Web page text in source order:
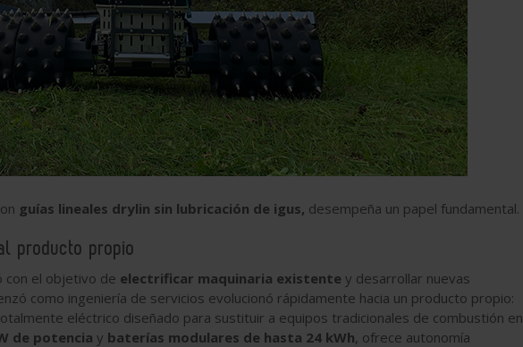
guías lineales drylin sin lubricación de igus, desempeña un papel fundamental.
producto propio
con el objetivo de electrificar maquinaria existente y desarrollar nuevas
como ingeniería de servicios evolucionó rápidamente hacia un producto propio:
eléctrico diseñado para sustituir a equipos tradicionales de combustión en
de potencia y baterías modulares de hasta 24 kWh, ofrece autonomía